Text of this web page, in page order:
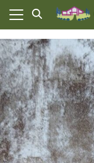
Skip
content
ความเป็นส่วนตัว
งหมด
ที่ผ่านมา
รา